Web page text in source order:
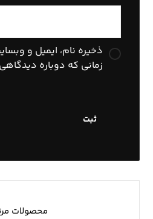
ذخیره نام، ایمیل و
زمانی که دوباره
محصولات